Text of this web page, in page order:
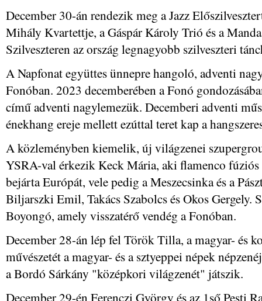
December 30-án rendezik meg a Jazz
Mihály Kvartettje, a Gáspár Károly Trió és a
Szilveszteren az ország legnagyobb szilveszteri
A Napfonat együttes ünnepre hangoló, adventi
Fonóban. 2023 decemberében a Fonó
című adventi nagylemezük. Decemberi adventi
énekhang ereje mellett ezúttal teret kap a
A közleményben kiemelik, új világzenei
YSRA-val érkezik Keck Mária, aki flamenco
bejárta Európát, vele pedig a Meszecsinka és a
Biljarszki Emil, Takács Szabolcs és Okos Gergely.
Boyongó, amely visszatérő vendég a Fonóban.
December 28-án lép fel Török Tilla, a magyar- és
művészetét a magyar- és a sztyeppei népek
a Bordó Sárkány "középkori világzenét" játszik.
December 29-én Ferenczi György és az 1ső Pesti